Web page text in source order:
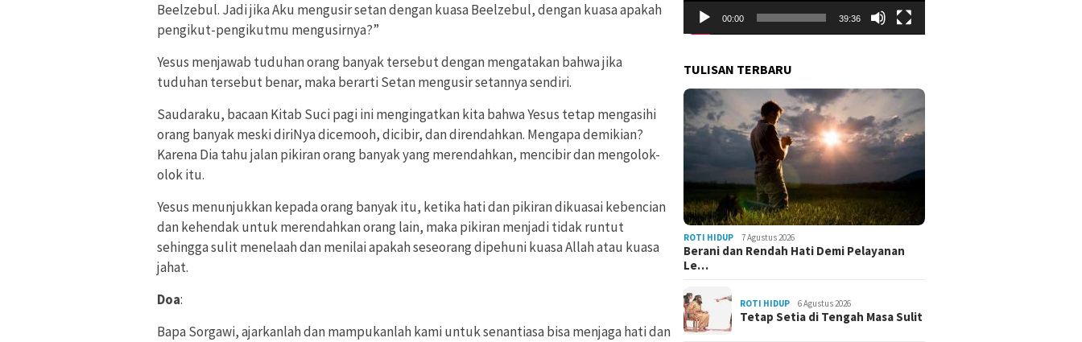
Beelzebul. Jadi jika Aku mengusir setan dengan kuasa Beelzebul, dengan kuasa apakah
pengikut-pengikutmu mengusirnya?”
Yesus menjawab tuduhan orang banyak tersebut dengan mengatakan bahwa jika
tuduhan tersebut benar, maka berarti Setan mengusir setannya sendiri.
Saudaraku, bacaan Kitab Suci pagi ini mengingatkan kita bahwa Yesus tetap mengasihi
orang banyak meski diriNya dicemooh, dicibir, dan direndahkan. Mengapa demikian?
Karena Dia tahu jalan pikiran orang banyak yang merendahkan, mencibir dan mengolok-
olok itu.
Yesus menunjukkan kepada orang banyak itu, ketika hati dan pikiran dikuasai kebencian
dan kehendak untuk merendahkan orang lain, maka pikiran menjadi tidak runtut
sehingga sulit menelaah dan menilai apakah seseorang dipehuni kuasa Allah atau kuasa
jahat.
Doa:
Bapa Sorgawi, ajarkanlah dan mampukanlah kami untuk senantiasa bisa menjaga hati dan
00:00 39:36
TULISAN TERBARU
ROTI HIDUP 7 Agustus 2026
Berani dan Rendah Hati Demi Pelayanan
Le…
ROTI HIDUP 6 Agustus 2026
Tetap Setia di Tengah Masa Sulit